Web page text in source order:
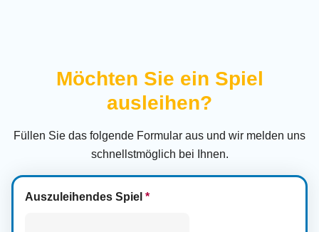
Möchten Sie ein Spiel
ausleihen?
Füllen Sie das folgende Formular aus und wir melden uns
schnellstmöglich bei Ihnen.
Auszuleihendes Spiel *